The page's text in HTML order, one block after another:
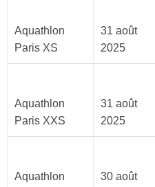
Aquathlon
Paris XS
31 août
2025
Aquathlon
Paris XXS
31 août
2025
Aquathlon
30 août